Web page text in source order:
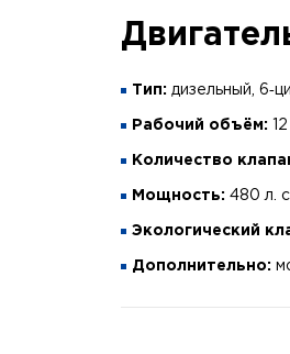
Тип: дизельный,
Рабочий объём:
Количество
Мощность: 480 л. с.
Экологический
Дополнительно: